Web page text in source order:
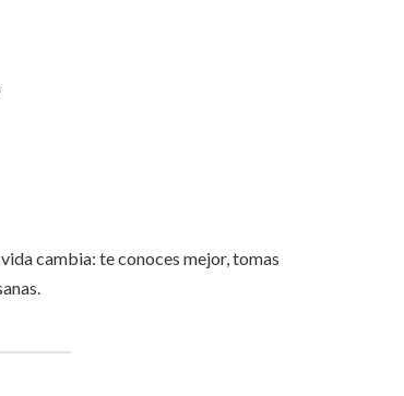
cambia: te conoces mejor, tomas